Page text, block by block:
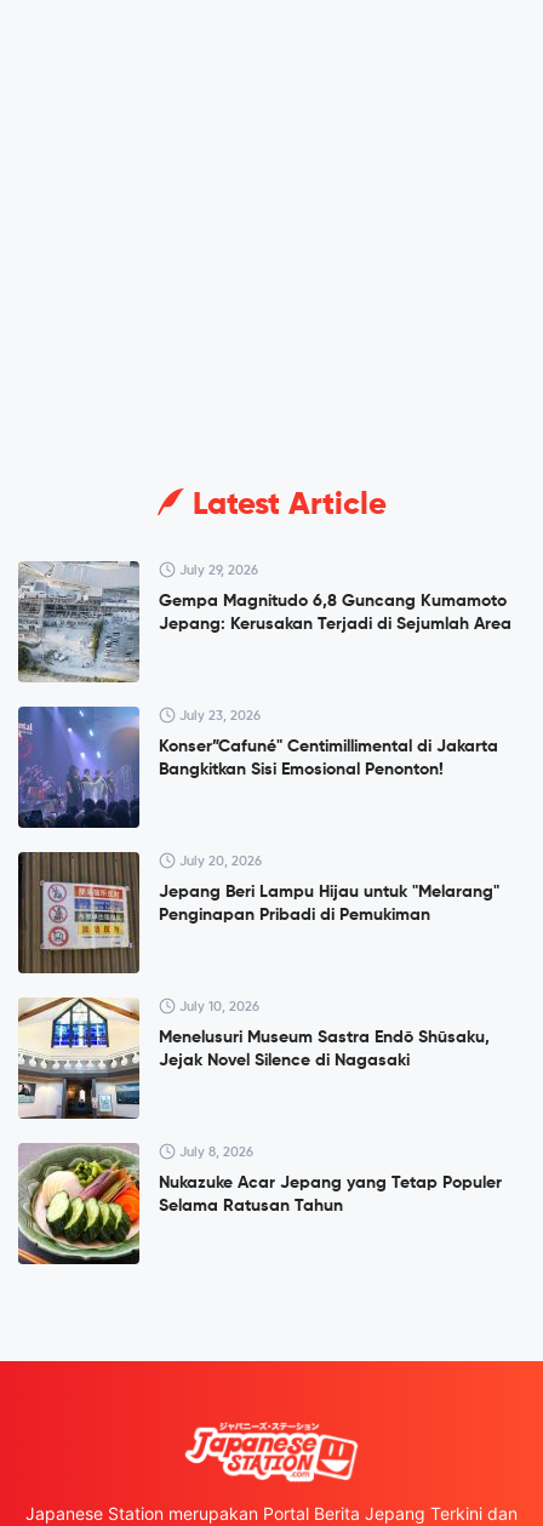
Latest Article
July 29, 2026
Gempa Magnitudo 6,8 Guncang Kumamoto
Jepang: Kerusakan Terjadi di Sejumlah Area
July 23, 2026
Konser”Cafuné" Centimillimental di Jakarta
Bangkitkan Sisi Emosional Penonton!
July 20, 2026
Jepang Beri Lampu Hijau untuk "Melarang"
Penginapan Pribadi di Pemukiman
July 10, 2026
Menelusuri Museum Sastra Endō Shūsaku,
Jejak Novel Silence di Nagasaki
July 8, 2026
Nukazuke Acar Jepang yang Tetap Populer
Selama Ratusan Tahun
Japanese Station merupakan Portal Berita Jepang Terkini dan